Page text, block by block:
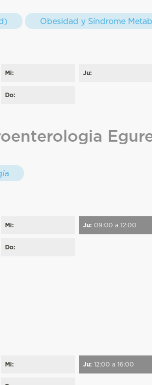
Obesidad y Síndrome
Mi: Ju:
Do:
Mi: Ju: 09:00 a 12:00
Do:
Mi: Ju: 12:00 a 16:00